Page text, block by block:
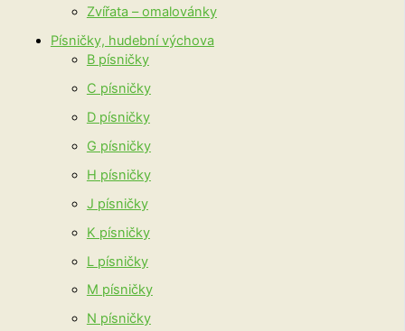
Zvířata – omalovánky
Písničky, hudební výchova
B písničky
C písničky
D písničky
G písničky
H písničky
J písničky
K písničky
L písničky
M písničky
N písničky